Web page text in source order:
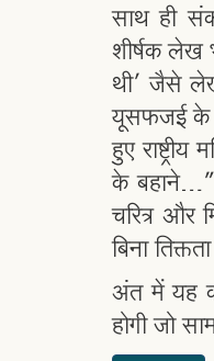
साथ ही
शीर्षक लेख
थी’ जैसे
यूसफजई के
हुए
के बहाने…”
चरित्र और
बिना
अंत में यह
होगी जो